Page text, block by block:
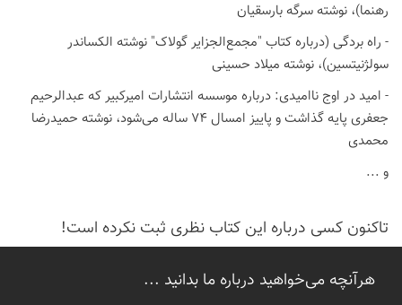
رهنما)، نوشته سرگه بارسقیان
- راه بردگی (درباره کتاب "مجمع‌الجزایر گولاک" نوشته الکساندر
سولژنیتسین)، نوشته میلاد حسینی
- امید در اوج ناامیدی: درباره موسسه انتشارات امیرکبیر که عبدالرحیم
جعفری پایه گذاشت و پاییز امسال 74 ساله می‌شود، نوشته حمیدرضا
محمدی
و ...
تاكنون كسی درباره این كتاب نظری ثبت نكرده است!
هرآنچه می‌خواهید درباره ما بدانید ...